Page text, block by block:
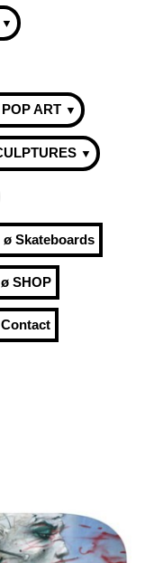
▼
ART ▼
▼
ø Skateboards
ø SHOP
Contact